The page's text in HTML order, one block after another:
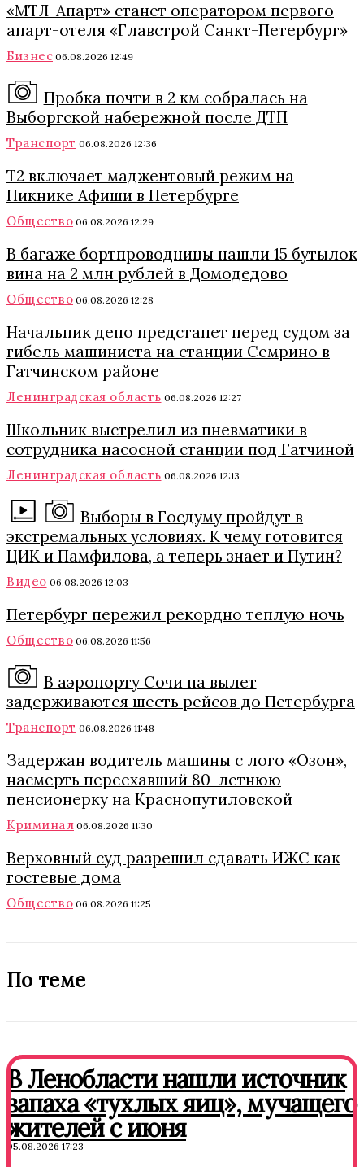
«МТЛ-Апарт» станет оператором первого
апарт-отеля «Главстрой Санкт-Петербург»
Бизнес 06.08.2026 12:49
Пробка почти в 2 км собралась на
Выборгской набережной после ДТП
Транспорт 06.08.2026 12:36
Т2 включает маджентовый режим на
Пикнике Афиши в Петербурге
Общество 06.08.2026 12:29
В багаже бортпроводницы нашли 15 бутылок
вина на 2 млн рублей в Домодедово
Общество 06.08.2026 12:28
Начальник депо предстанет перед судом за
гибель машиниста на станции Семрино в
Гатчинском районе
Ленинградская область 06.08.2026 12:27
Школьник выстрелил из пневматики в
сотрудника насосной станции под Гатчиной
Ленинградская область 06.08.2026 12:13
Выборы в Госдуму пройдут в
экстремальных условиях. К чему готовится
ЦИК и Памфилова, а теперь знает и Путин?
Видео 06.08.2026 12:03
Петербург пережил рекордно теплую ночь
Общество 06.08.2026 11:56
В аэропорту Сочи на вылет
задерживаются шесть рейсов до Петербурга
Транспорт 06.08.2026 11:48
Задержан водитель машины с лого «Озон»,
насмерть переехавший 80-летнюю
пенсионерку на Краснопутиловской
Криминал 06.08.2026 11:30
Верховный суд разрешил сдавать ИЖС как
гостевые дома
Общество 06.08.2026 11:25
По теме
В Ленобласти нашли источник
запаха «тухлых яиц», мучащего
жителей с июня
05.08.2026 17:23